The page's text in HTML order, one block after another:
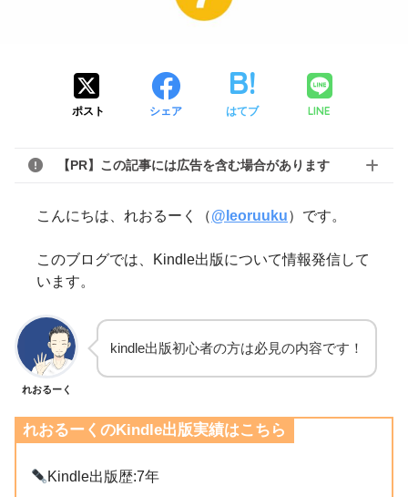
ポスト シェア はてブ LINE
【PR】この記事には広告を含む場合があります
こんにちは、れおるーく（@leoruuku）です。
このブログでは、Kindle出版について情報発信して
います。
れおるーく
kindle出版初心者の方は必見の内容です！
れおるーくのKindle出版実績はこちら
Kindle出版歴:7年